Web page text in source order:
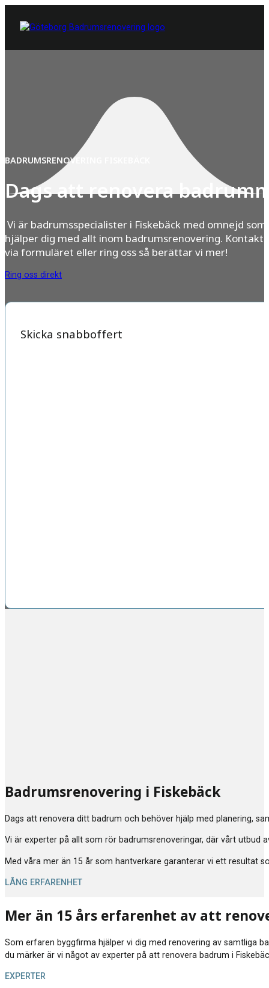
BADRUMSRENOVERING FISKEBÄCK
Dags att renovera
Vi är badrumsspecialister i Fiskebäck med omnejd som
hjälper dig med allt inom badrumsrenovering.
via formuläret eller ring oss så berättar vi mer!
Ring oss direkt
Skicka snabboffert
Badrumsrenovering i Fiskebäck
Dags att renovera ditt badrum och behöver hjälp med planering,
Vi är experter på allt som rör badrumsrenoveringar, där vårt
Med våra mer än 15 år som hantverkare garanterar vi ett resultat
LÅNG ERFARENHET
Mer än 15 års erfarenhet av att
Som erfaren byggfirma hjälper vi dig med renovering av samtliga
du märker är vi något av experter på att renovera badrum i
EXPERTER